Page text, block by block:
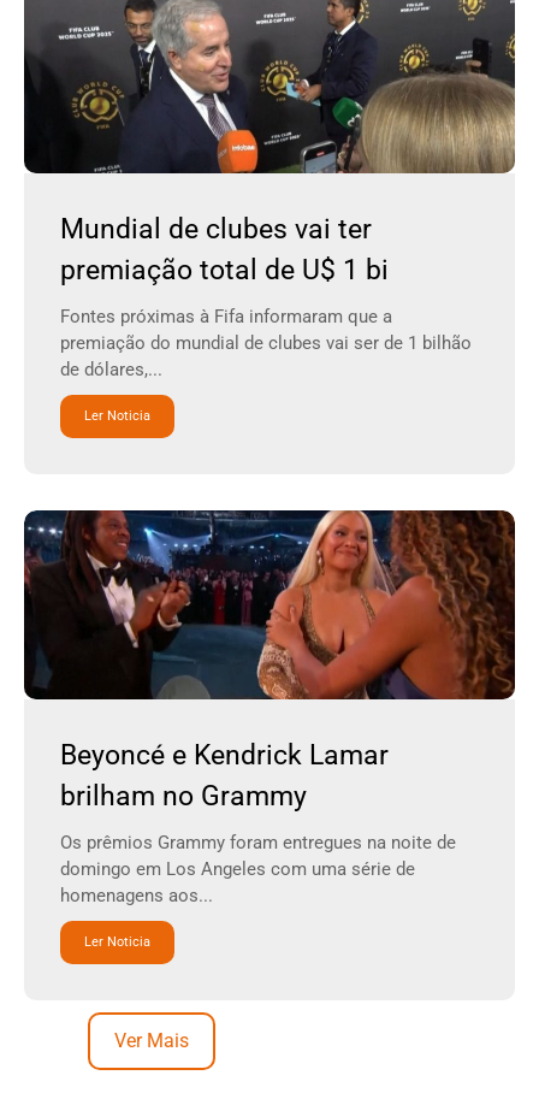
Mundial de clubes vai ter
premiação total de U$ 1 bi
Fontes próximas à Fifa informaram que a
premiação do mundial de clubes vai ser de 1 bilhão
de dólares,...
Ler Noticia
Beyoncé e Kendrick Lamar
brilham no Grammy
Os prêmios Grammy foram entregues na noite de
domingo em Los Angeles com uma série de
homenagens aos...
Ler Noticia
Ver Mais